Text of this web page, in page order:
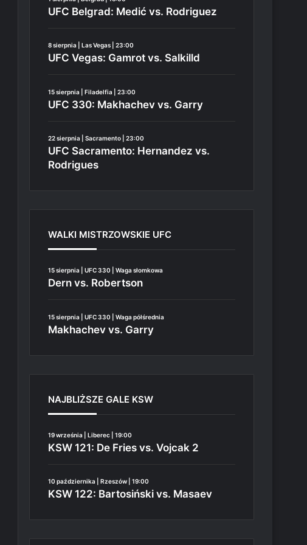
UFC Belgrad: Medić vs. Rodriguez
8 sierpnia | Las Vegas | 23:00
UFC Vegas: Gamrot vs. Salkilld
15 sierpnia | Filadelfia | 23:00
UFC 330: Makhachev vs. Garry
22 sierpnia | Sacramento | 23:00
UFC Sacramento: Hernandez vs.
Rodrigues
WALKI MISTRZOWSKIE UFC
15 sierpnia | UFC 330 | Waga słomkowa
Dern vs. Robertson
15 sierpnia | UFC 330 | Waga półśrednia
Makhachev vs. Garry
NAJBLIŻSZE GALE KSW
19 września | Liberec | 19:00
KSW 121: De Fries vs. Vojcak 2
10 października | Rzeszów | 19:00
KSW 122: Bartosiński vs. Masaev